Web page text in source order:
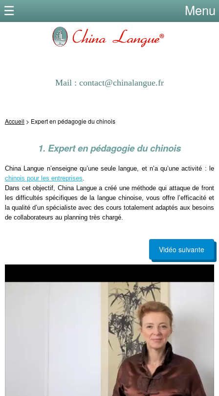
Mail : contact@chinalangue.fr
Menu
Accueil > Expert en pédagogie du chinois
1. Expert en pédagogie du chinois
China Langue n’enseigne qu’une seule langue, et n’a qu’une activité : le
chinois pour les entreprises
Dans cet objectif, China Langue a créé une méthode qui attaque de front
les difficultés spécifiques de la langue chinoise, vous offre l’efficacité et
la qualité d’un spécialiste avec des cours totalement adaptés aux besoins
de collaborateurs au planning très chargé.
Vidéo suivante